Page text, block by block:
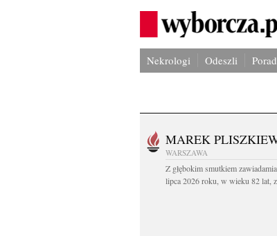
Nekrologi Odeszli
MAREK
WARSZAWA
Z głębokim smutkiem
lipca 2026 roku, w wieku 82 lat,